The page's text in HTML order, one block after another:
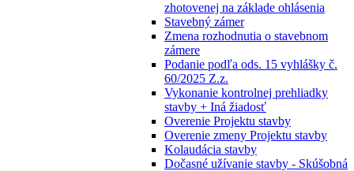
zhotovenej na základe ohlásenia
Stavebný zámer
Zmena rozhodnutia o stavebnom
zámere
Podanie podľa ods. 15 vyhlášky č.
60/2025 Z.z.
Vykonanie kontrolnej prehliadky
stavby + Iná žiadosť
Overenie Projektu stavby
Overenie zmeny Projektu stavby
Kolaudácia stavby
Dočasné užívanie stavby - Skúšobná